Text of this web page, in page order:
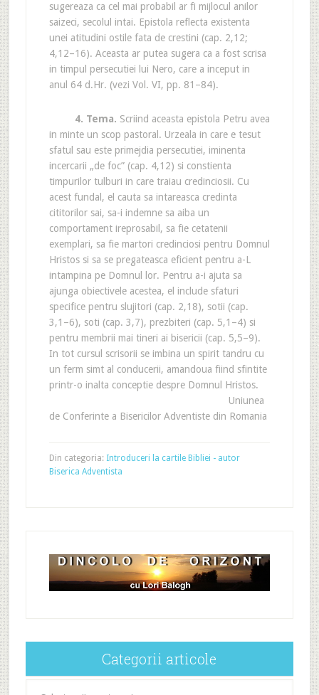
sugereaza ca cel mai probabil ar fi mijlocul anilor
saizeci, secolul intai. Epistola reflecta existenta
unei atitudini ostile fata de crestini (cap. 2,12;
4,12–16). Aceasta ar putea sugera ca a fost scrisa
in timpul persecutiei lui Nero, care a inceput in
anul 64 d.Hr. (vezi Vol. VI, pp. 81–84).
4. Tema. Scriind aceasta epistola Petru avea
in minte un scop pastoral. Urzeala in care e tesut
sfatul sau este primejdia persecutiei, iminenta
incercarii „de foc” (cap. 4,12) si constienta
timpurilor tulburi in care traiau credinciosii. Cu
acest fundal, el cauta sa intareasca credinta
cititorilor sai, sa-i indemne sa aiba un
comportament ireprosabil, sa fie cetatenii
exemplari, sa fie martori credinciosi pentru Domnul
Hristos si sa se pregateasca eficient pentru a-L
intampina pe Domnul lor. Pentru a-i ajuta sa
ajunga obiectivele acestea, el include sfaturi
specifice pentru slujitori (cap. 2,18), sotii (cap.
3,1–6), soti (cap. 3,7), prezbiteri (cap. 5,1–4) si
pentru membrii mai tineri ai bisericii (cap. 5,5–9).
In tot cursul scrisorii se imbina un spirit tandru cu
un ferm simt al conducerii, amandoua fiind sfintite
printr-o inalta conceptie despre Domnul Hristos.
Uniunea
de Conferinte a Bisericilor Adventiste din Romania
Din categoria: Introduceri la cartile Bibliei - autor
Biserica Adventista
Categorii articole